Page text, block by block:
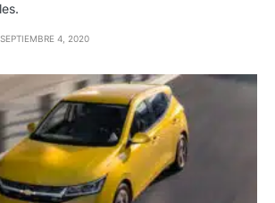
SEPTIEMBRE 4, 2020